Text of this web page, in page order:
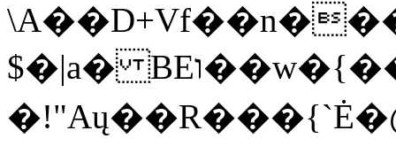
$�|a� BEו��w�{���;���q�X��d%�������W� hU�(�1�Ū}9�S�F<��i�L3�;�